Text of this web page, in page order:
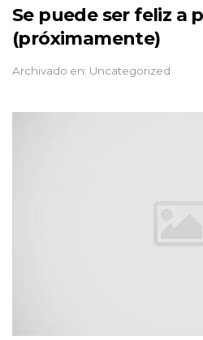
Se puede ser feliz a
(próximamente)
Archivado en: Uncategorized